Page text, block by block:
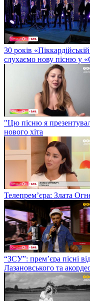
30 років
слухаємо нову пісню у
"Цю пісню я
нового хіта
Телепрем’єра: Злата
“ЗСУ”: прем’єра пісні
Лазановського та